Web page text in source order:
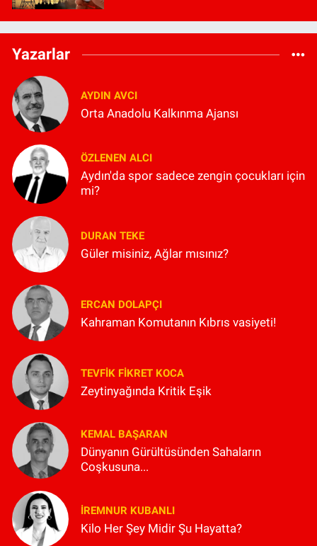
Yazarlar
AYDIN AVCI
Orta Anadolu Kalkınma Ajansı
ÖZLENEN ALCI
Aydın'da spor sadece zengin çocukları için
mi?
DURAN TEKE
Güler misiniz, Ağlar mısınız?
ERCAN DOLAPÇI
Kahraman Komutanın Kıbrıs vasiyeti!
TEVFIK FIKRET KOCA
Zeytinyağında Kritik Eşik
KEMAL BAŞARAN
Dünyanın Gürültüsünden Sahaların
Coşkusuna...
İREMNUR KUBANLI
Kilo Her Şey Midir Şu Hayatta?